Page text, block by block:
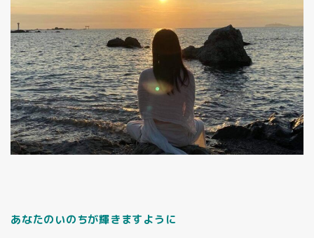
あなたのいのちが輝きますように